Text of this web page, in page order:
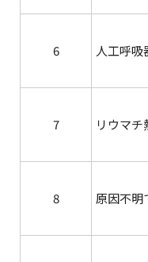
6 人工呼吸
7 リウマ
8 原因不明